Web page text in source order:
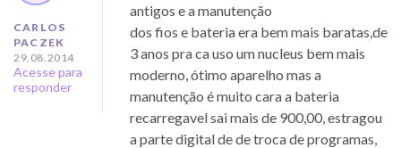
CARLOS
PACZEK
29.08.2014
Acesse para
responder
antigos e a manutenção
dos fios e bateria era bem mais baratas,de
3 anos pra ca uso um nucleus bem mais
moderno, ótimo aparelho mas a
manutenção é muito cara a bateria
recarregavel sai mais de 900,00, estragou
a parte digital de de troca de programas,